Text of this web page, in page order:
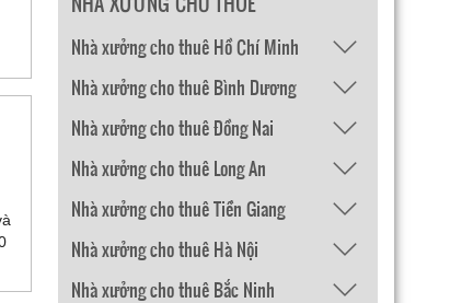
Nhà xưởng cho thuê Hồ Chí Minh
Nhà xưởng cho thuê Bình Dương
Nhà xưởng cho thuê Đồng Nai
Nhà xưởng cho thuê Long An
Nhà xưởng cho thuê Tiền Giang
Nhà xưởng cho thuê Hà Nội
Nhà xưởng cho thuê Bắc Ninh